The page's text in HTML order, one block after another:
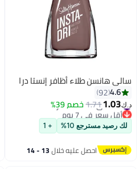
11
سالي هانسن طلاء أظافر إنستا درا
4.6
92
د.ك‏1.03
1.71خصم 39% #48 في طلاء الأظافر
أقل سعر في 7 يوم
#48 في طلاء الأظافر
لك رصيد مسترجع 10% + 1
احصل عليه خلال 13 - 14